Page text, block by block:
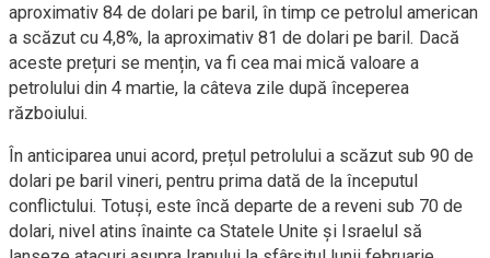
aproximativ 84 de dolari pe baril, în timp ce petrolul american
a scăzut cu 4,8%, la aproximativ 81 de dolari pe baril. Dacă
aceste prețuri se mențin, va fi cea mai mică valoare a
petrolului din 4 martie, la câteva zile după începerea
războiului.
În anticiparea unui acord, prețul petrolului a scăzut sub 90 de
dolari pe baril vineri, pentru prima dată de la începutul
conflictului. Totuși, este încă departe de a reveni sub 70 de
dolari, nivel atins înainte ca Statele Unite și Israelul să